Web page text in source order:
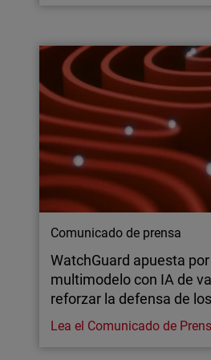
Comunicado de prensa
WatchGuard apuesta
multimodelo con IA de
reforzar la defensa de
Lea el Comunicado de